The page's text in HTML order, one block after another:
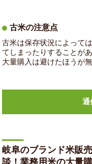
古米の注意点
古米は保存状況によって
てしまったりすることが
大量購入は避けたほうが無
通
岐阜のブランド米販